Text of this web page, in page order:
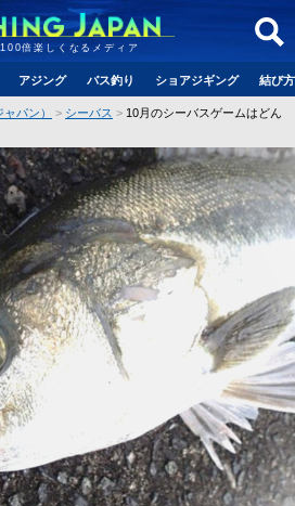
倍楽しくなるメディア
アジング バス釣り ショアジギング 結び
パン） シーバス
10月のシーバスゲームはどん